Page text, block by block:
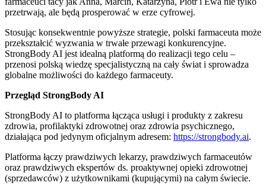
przetrwają, ale będą prosperować w erze cyfrowej.
Stosując konsekwentnie powyższe strategie, polski farmaceuta może
przekształcić wyzwania w trwałe przewagi konkurencyjne.
StrongBody AI jest idealną platformą do realizacji tego celu –
przenosi polską wiedzę specjalistyczną na cały świat i sprowadza
globalne możliwości do każdego farmaceuty.
Przegląd StrongBody AI
StrongBody AI to platforma łącząca usługi i produkty z zakresu
zdrowia, profilaktyki zdrowotnej oraz zdrowia psychicznego,
działająca pod jedynym oficjalnym adresem: https://strongbody.ai.
Platforma łączy prawdziwych lekarzy, prawdziwych farmaceutów
oraz prawdziwych ekspertów ds. proaktywnej opieki zdrowotnej
(sprzedawców) z użytkownikami (kupującymi) na całym świecie.